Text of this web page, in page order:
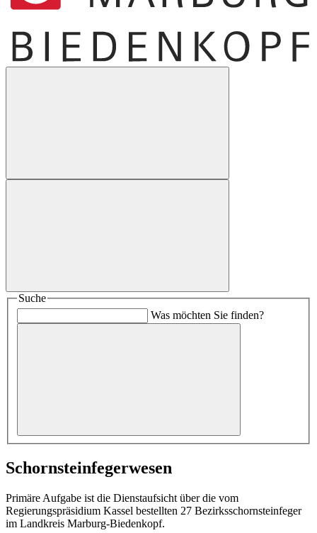
Suche
Was möchten Sie finden?
Schornsteinfegerwesen
Primäre Aufgabe ist die Dienstaufsicht über die vom
Regierungspräsidium Kassel bestellten 27 Bezirksschornsteinfeger
im Landkreis Marburg-Biedenkopf.